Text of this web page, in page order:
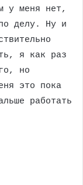
у меня нет,
делу. Ну и
я как раз
но
это пока
работать